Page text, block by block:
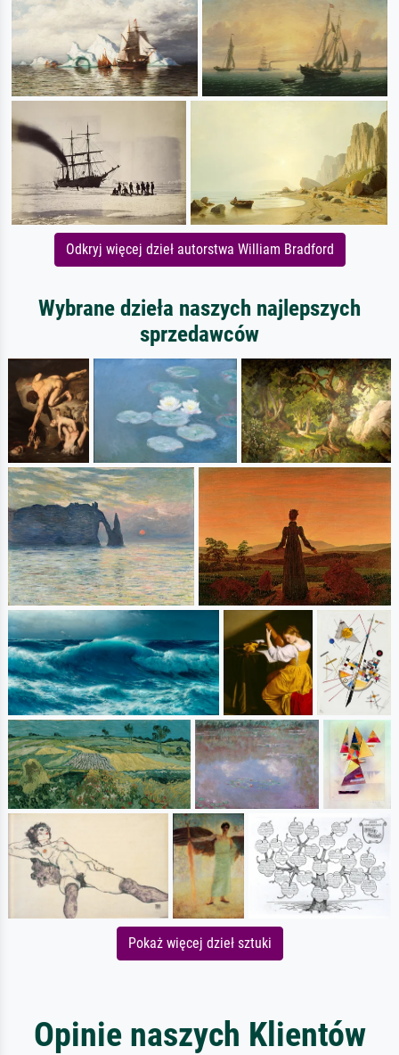
Odkryj więcej dzieł autorstwa William Bradford
Wybrane dzieła naszych najlepszych
sprzedawców
Pokaż więcej dzieł sztuki
Opinie naszych Klientów